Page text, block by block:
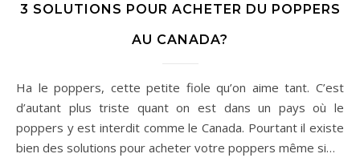
3 SOLUTIONS POUR ACHETER DU POPPERS
AU CANADA?
Ha le poppers, cette petite fiole qu’on aime tant. C’est
d’autant plus triste quant on est dans un pays où le
poppers y est interdit comme le Canada. Pourtant il existe
bien des solutions pour acheter votre poppers même si…